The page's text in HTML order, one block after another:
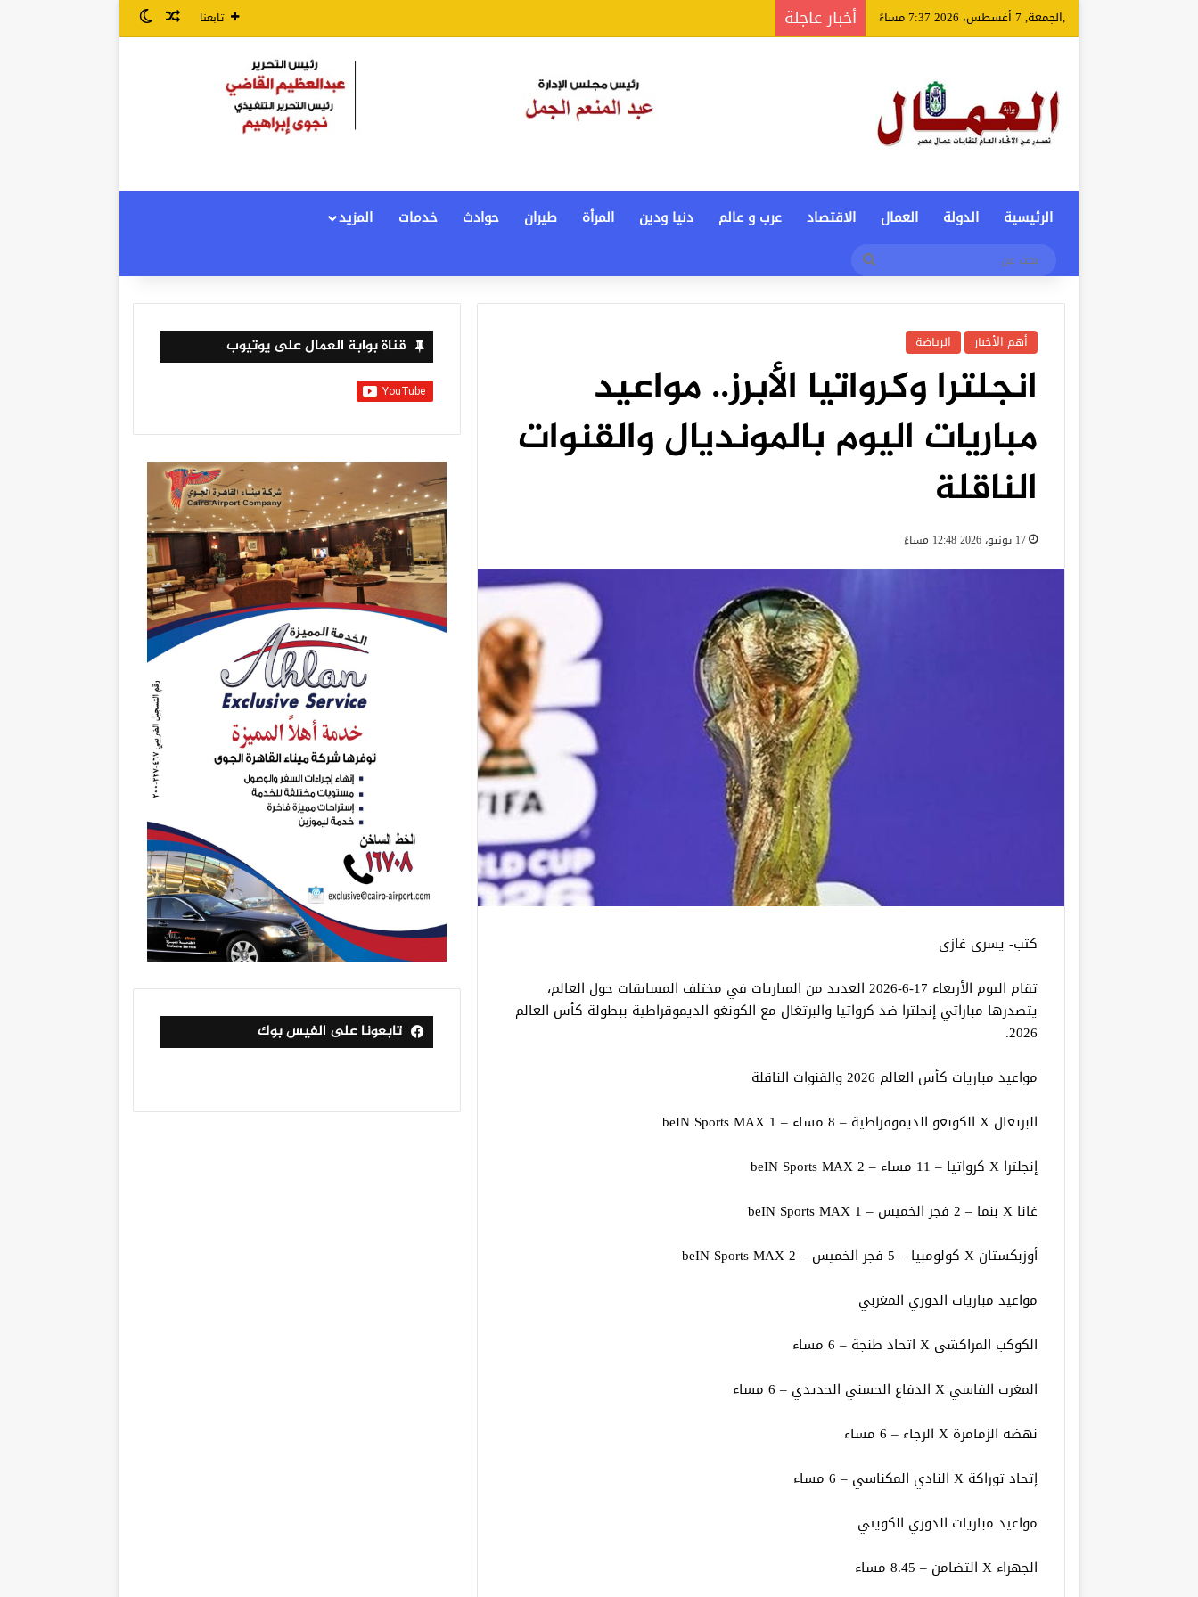
,الجمعة, 7 أغسطس، 2026 7:37 مساءً أخبار عاجلة تابعنا مقال عشوائي
الوضع المظلم
الرئيسية الدولة العمال الاقتصاد عرب و عالم دنيا ودين المرأة طيران حوادث خدمات
المزيد
أهم الأخبار الرياضة
انجلترا وكرواتيا الأبرز.. مواعيد
مباريات اليوم بالمونديال والقنوات
الناقلة
17 يونيو، 2026 12:48 مساءً
كتب- يسري غازي
تقام اليوم الأربعاء 17-6-2026 العديد من المباريات في مختلف المسابقات حول العالم،
يتصدرها مباراتي إنجلترا ضد كرواتيا والبرتغال مع الكونغو الديموقراطية ببطولة كأس العالم
2026.
مواعيد مباريات كأس العالم 2026 والقنوات الناقلة
البرتغال X الكونغو الديموقراطية – 8 مساء – beIN Sports MAX 1
إنجلترا X كرواتيا – 11 مساء – beIN Sports MAX 2
غانا X بنما – 2 فجر الخميس – beIN Sports MAX 1
أوزبكستان X كولومبيا – 5 فجر الخميس – beIN Sports MAX 2
مواعيد مباريات الدوري المغربي
الكوكب المراكشي X اتحاد طنجة – 6 مساء
المغرب الفاسي X الدفاع الحسني الجديدي – 6 مساء
نهضة الزمامرة X الرجاء – 6 مساء
إتحاد توراكة X النادي المكناسي – 6 مساء
مواعيد مباريات الدوري الكويتي
الجهراء X التضامن – 8.45 مساء
قناة بوابة العمال على يوتيوب
تابعونا على الفيس بوك